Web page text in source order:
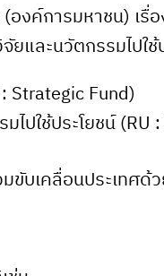
งค์การมหาชน) เรื่
และนวัตกรรมไป
Strategic Fund)
ปใช้ประโยชน์ (RU
บเคลื่อนประเทศด้